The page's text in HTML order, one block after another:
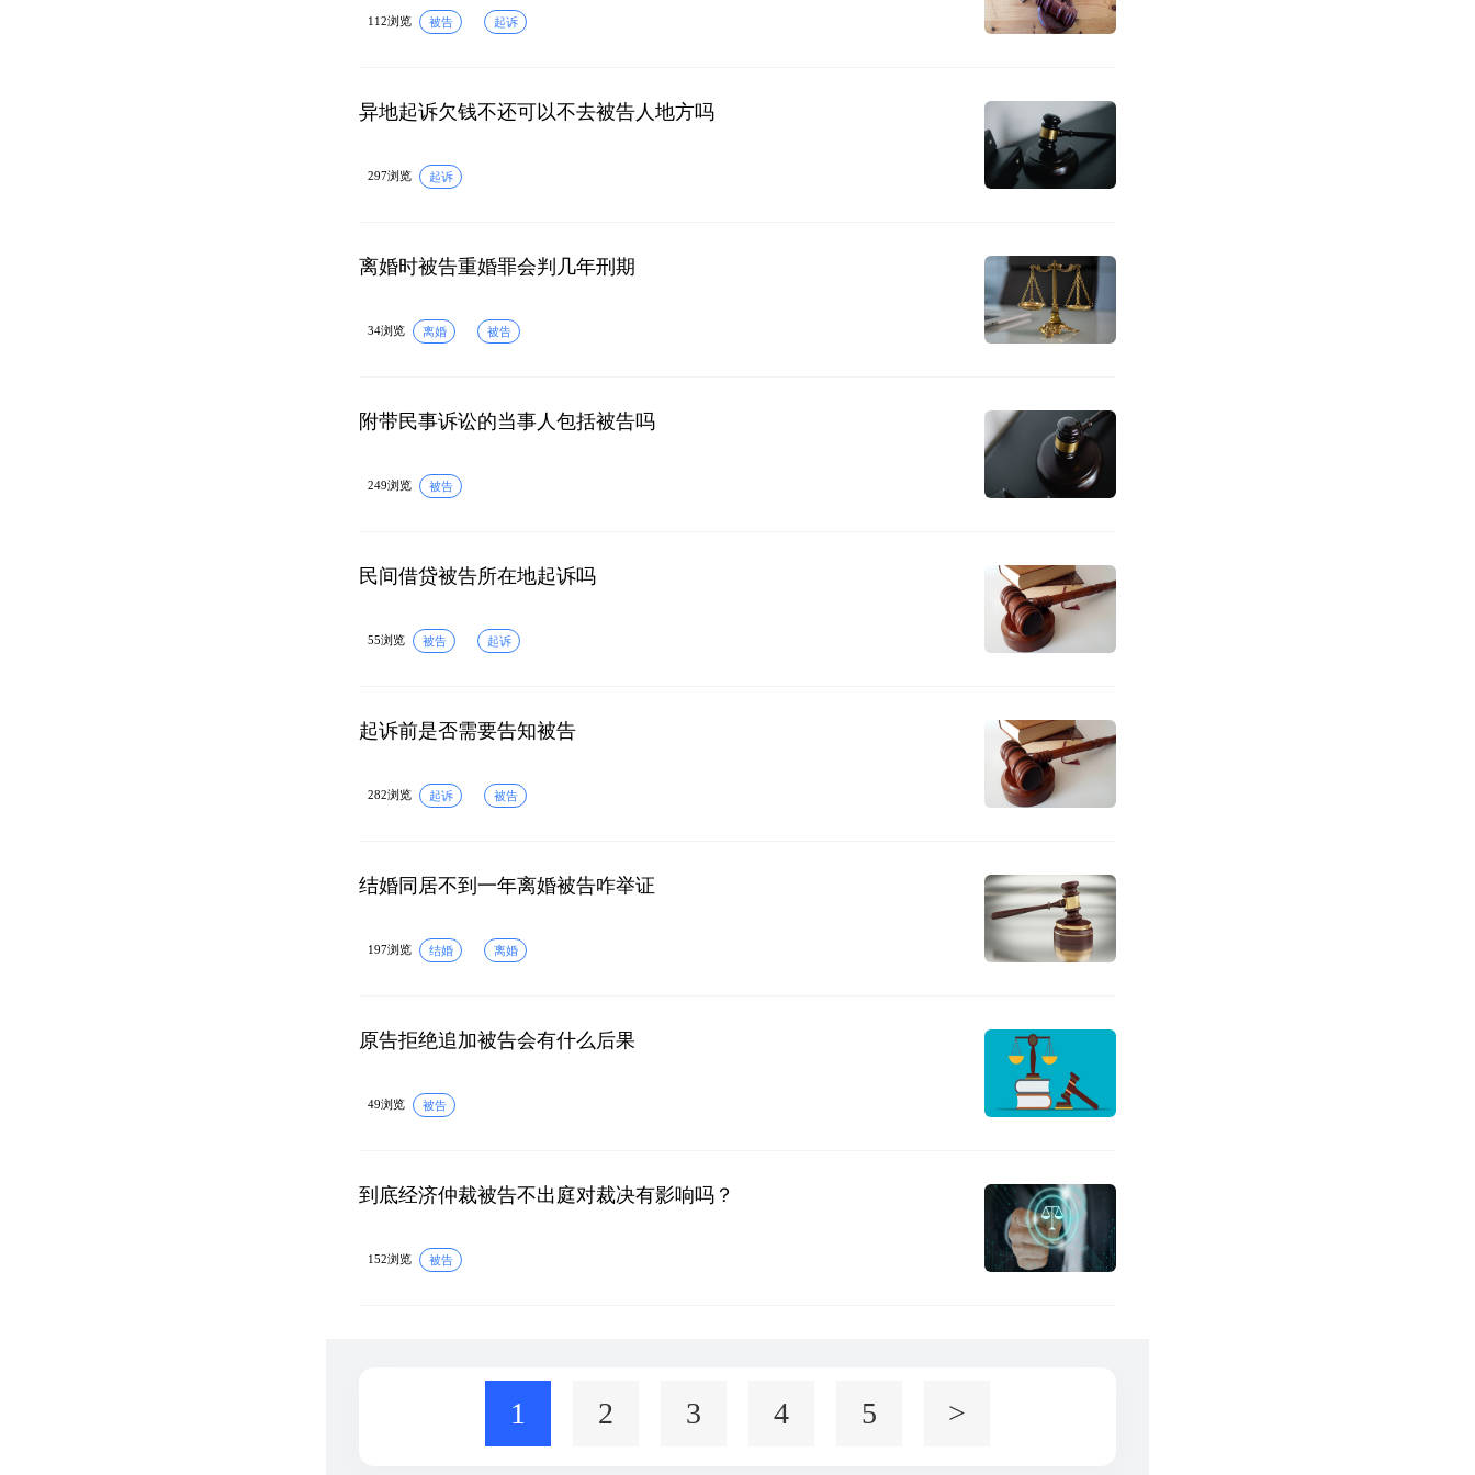
112浏览 被告 起诉
异地起诉欠钱不还可以不去被告人地方吗
297浏览 起诉
离婚时被告重婚罪会判几年刑期
34浏览 离婚 被告
附带民事诉讼的当事人包括被告吗
249浏览 被告
民间借贷被告所在地起诉吗
55浏览 被告 起诉
起诉前是否需要告知被告
282浏览 起诉 被告
结婚同居不到一年离婚被告咋举证
197浏览 结婚 离婚
原告拒绝追加被告会有什么后果
49浏览 被告
到底经济仲裁被告不出庭对裁决有影响吗？
152浏览 被告
1 2 3 4 5 >